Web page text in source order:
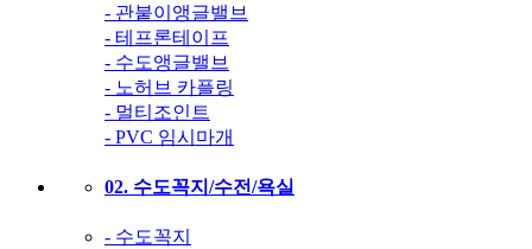
- 관붙이앵글밸브
- 테프론테이프
- 수도앵글밸브
- 노허브 카플링
- 멀티조인트
- PVC 임시마개
02. 수도꼭지/수전/욕실
- 수도꼭지